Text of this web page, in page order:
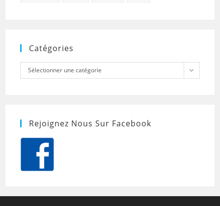
Catégories
Catégories
Sélectionner une catégorie
Rejoignez Nous Sur Facebook